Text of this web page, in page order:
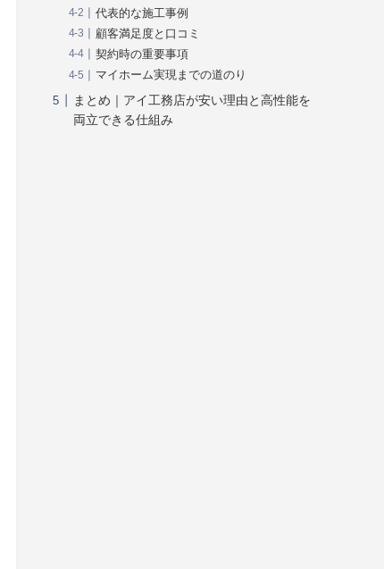
代表的な施工事例
顧客満足度と口コミ
契約時の重要事項
マイホーム実現までの道のり
まとめ｜アイ工務店が安い理由と高性能を
両立できる仕組み